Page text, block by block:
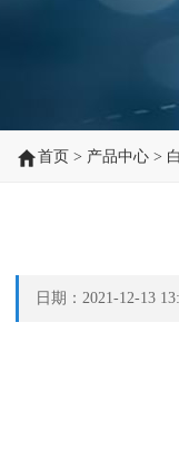
首页 > 产品中心 >
日期：2021-12-13